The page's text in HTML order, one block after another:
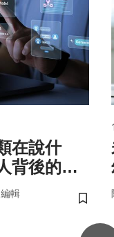
在說什
背後的語
輯
儲存書